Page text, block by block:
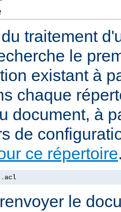
traitement
le
existant à
chaque
document, à
de
ce répertoire
. acl
le